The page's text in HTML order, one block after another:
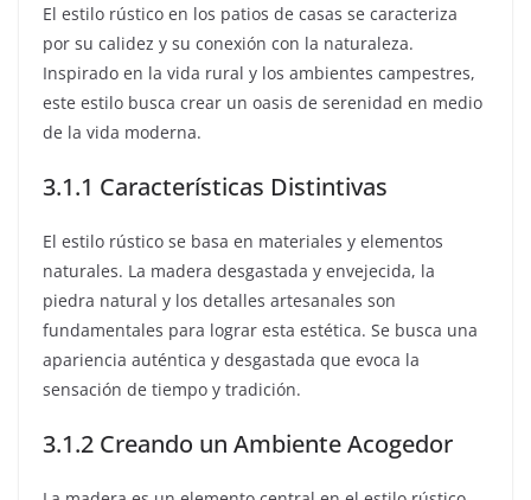
El estilo rústico en los patios de casas se caracteriza
por su calidez y su conexión con la naturaleza.
Inspirado en la vida rural y los ambientes campestres,
este estilo busca crear un oasis de serenidad en medio
de la vida moderna.
3.1.1 Características Distintivas
El estilo rústico se basa en materiales y elementos
naturales. La madera desgastada y envejecida, la
piedra natural y los detalles artesanales son
fundamentales para lograr esta estética. Se busca una
apariencia auténtica y desgastada que evoca la
sensación de tiempo y tradición.
3.1.2 Creando un Ambiente Acogedor